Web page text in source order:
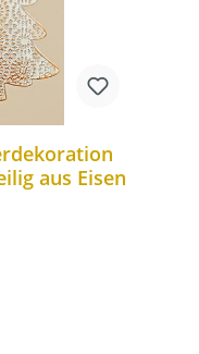
aus Eisen